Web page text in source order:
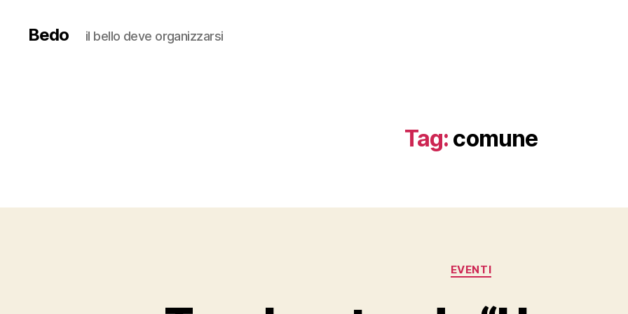
Bedo il bello deve organizzarsi
Tag: comune
Categorie
EVENTI